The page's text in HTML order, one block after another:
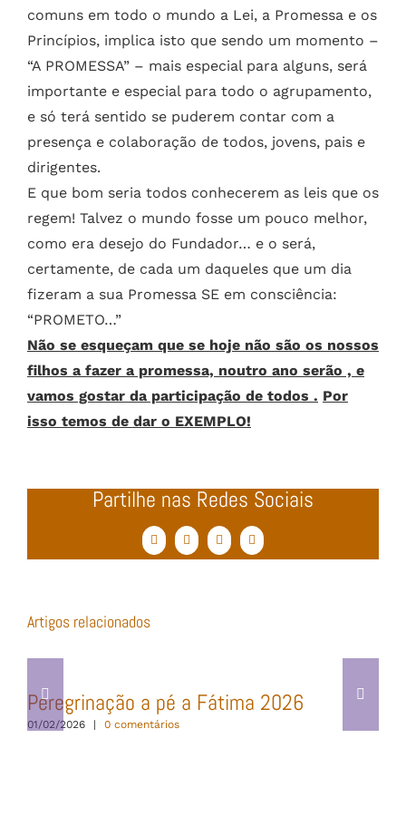
comuns em todo o mundo a Lei, a Promessa e os
Princípios, implica isto que sendo um momento –
“A PROMESSA” – mais especial para alguns, será
importante e especial para todo o agrupamento,
e só terá sentido se puderem contar com a
presença e colaboração de todos, jovens, pais e
dirigentes.
E que bom seria todos conhecerem as leis que os
regem! Talvez o mundo fosse um pouco melhor,
como era desejo do Fundador… e o será,
certamente, de cada um daqueles que um dia
fizeram a sua Promessa SE em consciência:
“PROMETO…”
Não se esqueçam que se hoje não são os nossos
filhos a fazer a promessa, noutro ano serão , e
vamos gostar da participação de todos . Por
isso temos de dar o EXEMPLO!
Partilhe nas Redes Sociais
FacebookTwitterWhatsApp
Email
(necessário
Artigos relacionados
Peregrinação a pé a Fátima 2026
01/02/2026 | 0 comentários